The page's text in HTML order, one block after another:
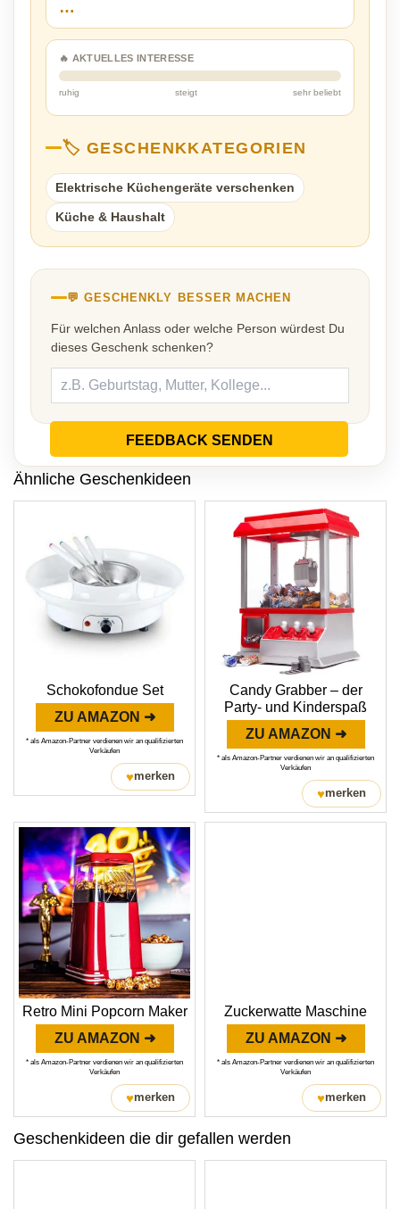
…
🔥 AKTUELLES INTERESSE
ruhig steigt sehr beliebt
🏷️ GESCHENKKATEGORIEN
Elektrische Küchengeräte verschenken
Küche & Haushalt
💬 GESCHENKLY BESSER MACHEN
Für welchen Anlass oder welche Person würdest Du
dieses Geschenk schenken?
FEEDBACK SENDEN
Ähnliche Geschenkideen
Schokofondue Set
ZU AMAZON ➜
* als Amazon-Partner verdienen wir an qualifizierten
Verkäufen
♥merken
Candy Grabber – der
Party- und Kinderspaß
ZU AMAZON ➜
* als Amazon-Partner verdienen wir an qualifizierten
Verkäufen
♥merken
Retro Mini Popcorn Maker
ZU AMAZON ➜
* als Amazon-Partner verdienen wir an qualifizierten
Verkäufen
♥merken
Zuckerwatte Maschine
ZU AMAZON ➜
* als Amazon-Partner verdienen wir an qualifizierten
Verkäufen
♥merken
Geschenkideen die dir gefallen werden